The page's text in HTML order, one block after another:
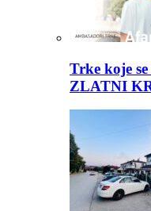
Trke koje
ZLATNI